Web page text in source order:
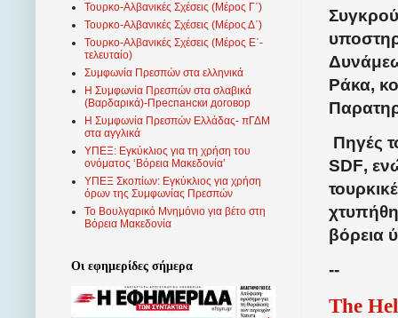
Ράκα,
Πηγές
SDF,
βόρεια
--
The
Τουρκο-Αλβανικές Σχέσεις (Μέρος Γ΄)
Τουρκο-Αλβανικές Σχέσεις (Μέρος Δ΄)
Τουρκο-Αλβανικές Σχέσεις (Μέρος Ε΄-
τελευταίο)
Συμφωνία Πρεσπών στα ελληνικά
Η Συμφωνία Πρεσπών στα σλαβικά
(Βαρδαρικά)-Преспански договор
Η Συμφωνία Πρεσπών Ελλάδας- πΓΔΜ
στα αγγλικά
ΥΠΕΞ: Εγκύκλιος για τη χρήση του
ονόματος ‘Βόρεια Μακεδονία’
ΥΠΕΞ Σκοπίων: Εγκύκλιος για χρήση
όρων της Συμφωνίας Πρεσπών
Το Βουλγαρικό Μνημόνιο για βέτο στη
Βόρεια Μακεδονία
Οι εφημερίδες σήμερα